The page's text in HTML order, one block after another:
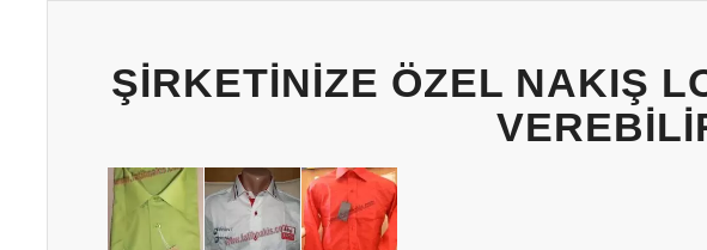
ŞIRKETINIZE ÖZEL NAKIŞ